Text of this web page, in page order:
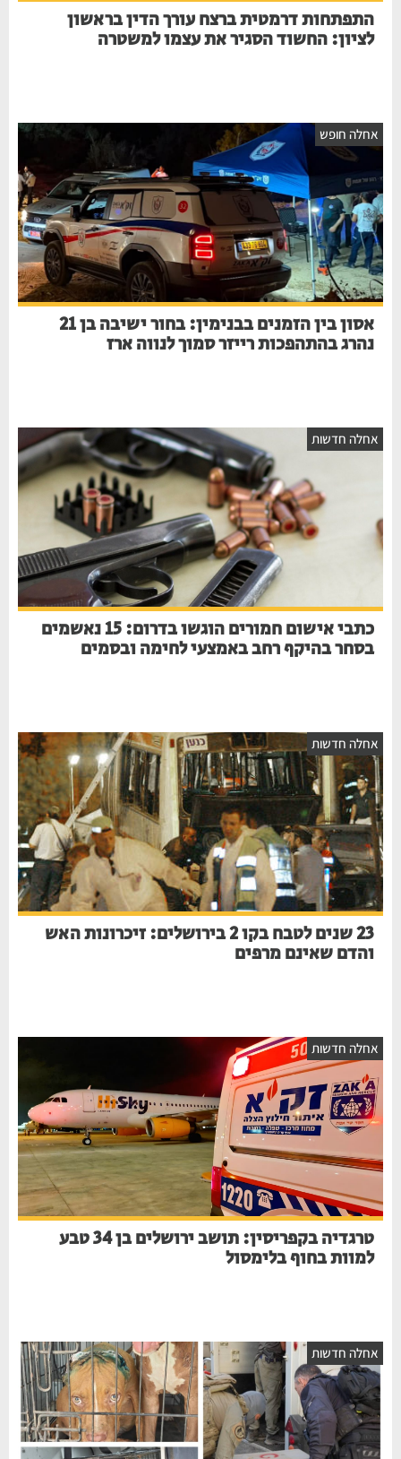
התפתחות דרמטית ברצח עורך הדין בראשון
לציון: החשוד הסגיר את עצמו למשטרה
אחלה חופש
אסון בין הזמנים בבנימין: בחור ישיבה בן 21
נהרג בהתהפכות רייזר סמוך לנווה ארז
אחלה חדשות
כתבי אישום חמורים הוגשו בדרום: 15 נאשמים
בסחר בהיקף רחב באמצעי לחימה ובסמים
אחלה חדשות
23 שנים לטבח בקו 2 בירושלים: זיכרונות האש
והדם שאינם מרפים
אחלה חדשות
טרגדיה בקפריסין: תושב ירושלים בן 34 טבע
למוות בחוף בלימסול
אחלה חדשות